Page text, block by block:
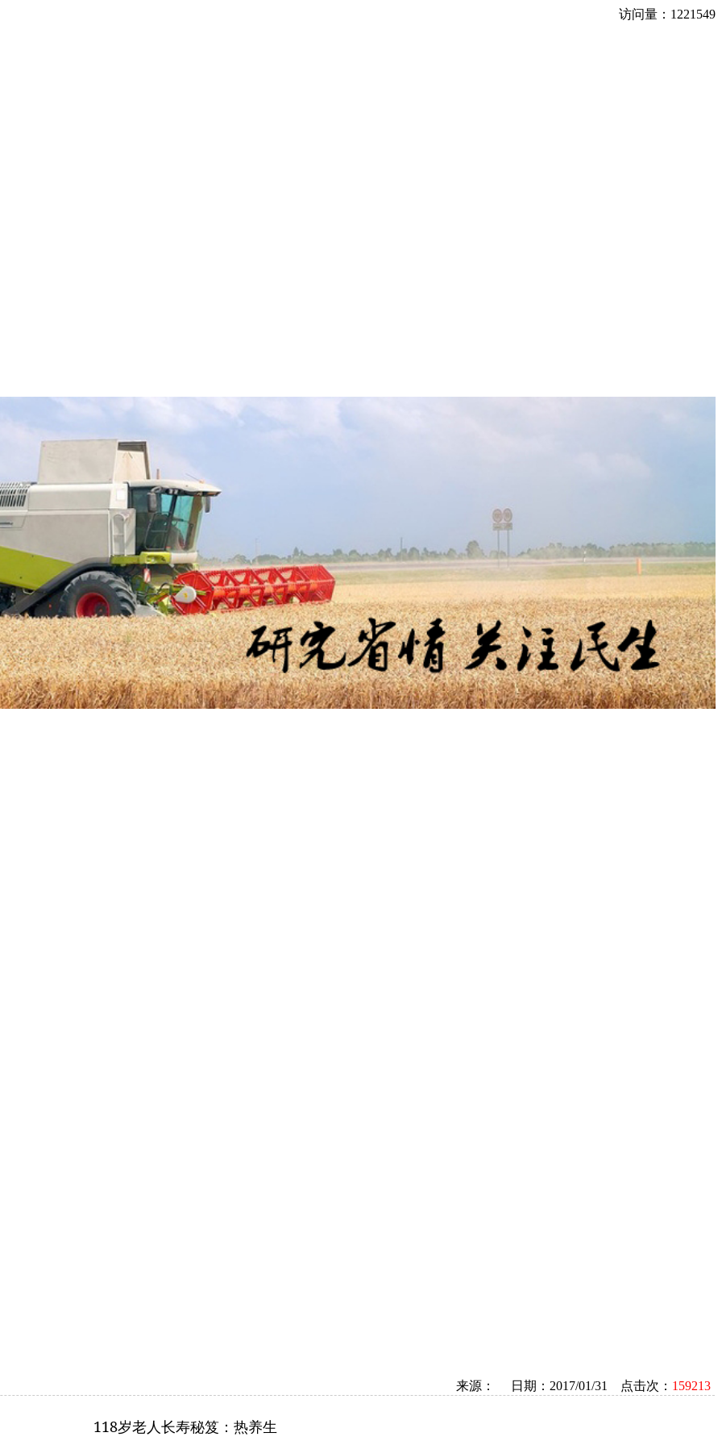
访问量： 1221549
来源： 日期：2017/01/31 点击次： 159213
118岁老人长寿秘笈：热养生